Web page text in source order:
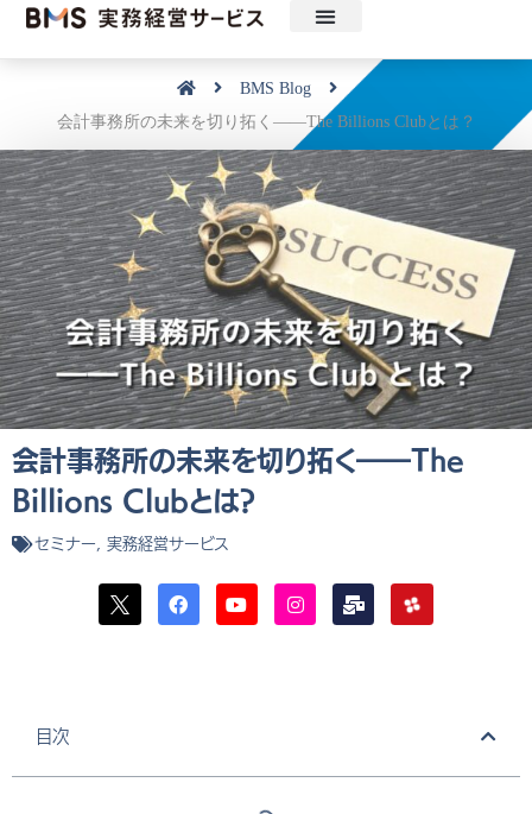
BMS Blog
会計事務所の未来を切り拓く――The Billions Clubとは？
会計事務所の未来を切り拓く――The
Billions Clubとは？
セミナー 実務経営サービス
目次